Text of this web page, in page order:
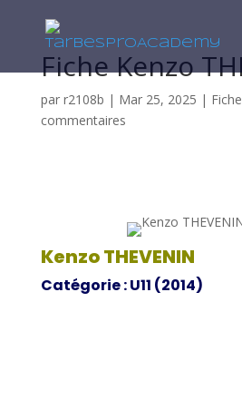
Fiche Kenzo
par r2108b | Mar 25, 2025 |
commentaires
Kenzo THEVENIN
Catégorie : U11 (2014)